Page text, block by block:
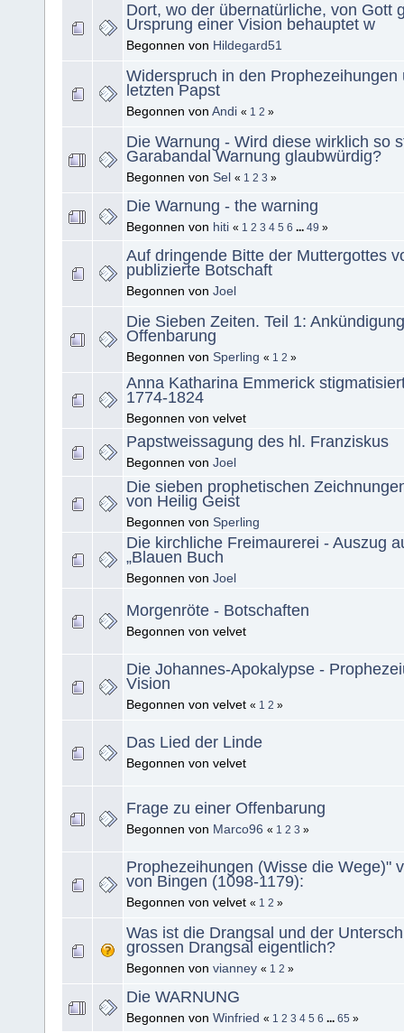
Dort, wo der übernatürliche, von Gott
Ursprung einer Vision behauptet w
Begonnen von Hildegard51
Widerspruch in den Prophezeihungen
letzten Papst
Begonnen von Andi « 1 2 »
Die Warnung - Wird diese wirklich so
Garabandal Warnung glaubwürdig?
Begonnen von Sel « 1 2 3 »
Die Warnung - the warning
Begonnen von hiti « 1 2 3 4 5 6 ... 49 »
Auf dringende Bitte der Muttergottes
publizierte Botschaft
Begonnen von Joel
Die Sieben Zeiten. Teil 1:
Offenbarung
Begonnen von Sperling « 1 2 »
Anna Katharina Emmerick
1774-1824
Begonnen von velvet
Papstweissagung des hl. Franziskus
Begonnen von Joel
Die sieben prophetischen
von Heilig Geist
Begonnen von Sperling
Die kirchliche Freimaurerei - Auszug
„Blauen Buch
Begonnen von Joel
Morgenröte - Botschaften
Begonnen von velvet
Die Johannes-Apokalypse -
Vision
Begonnen von velvet « 1 2 »
Das Lied der Linde
Begonnen von velvet
Frage zu einer Offenbarung
Begonnen von Marco96 « 1 2 3 »
Prophezeihungen (Wisse die Wege)"
von Bingen (1098-1179):
Begonnen von velvet « 1 2 »
Was ist die Drangsal und der
grossen Drangsal eigentlich?
Begonnen von vianney « 1 2 »
Die WARNUNG
Begonnen von Winfried « 1 2 3 4 5 6 ... 65 »